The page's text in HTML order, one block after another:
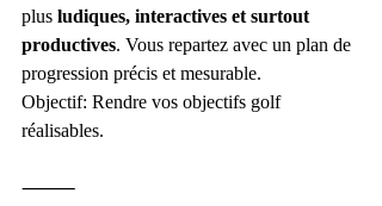
plus ludiques, interactives et surtout
productives. Vous repartez avec un plan de
progression précis et mesurable.
Objectif: Rendre vos objectifs golf
réalisables.
⸻